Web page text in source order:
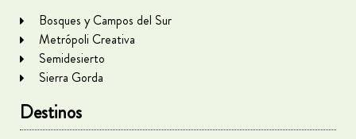
Bosques y Campos del Sur
Metrópoli Creativa
Semidesierto
Sierra Gorda
Destinos